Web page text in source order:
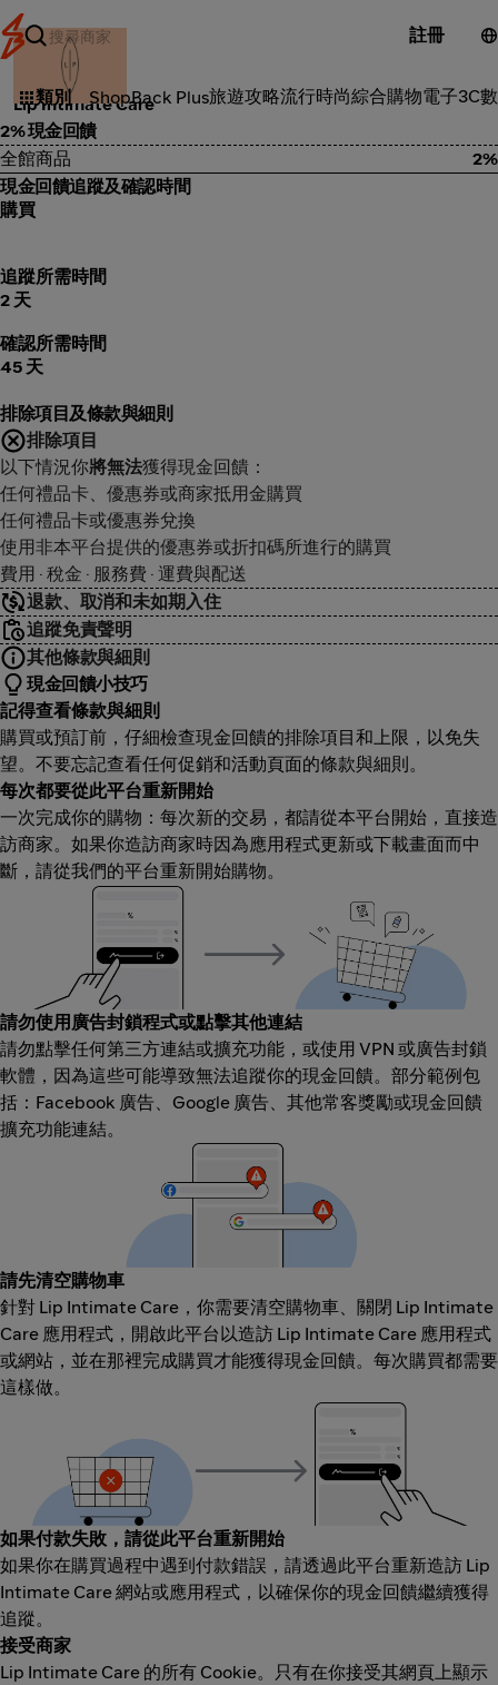
註冊
類別 ShopBack Plus旅遊攻略流行時尚綜合購物電子3C
Lip Intimate Care
2% 現金回饋
全館商品
2%
現金回饋追蹤及確認時間
購買
追蹤所需時間
2 天
確認所需時間
45 天
排除項目及條款與細則
排除項目
以下情況你將無法獲得現金回饋：
任何禮品卡、優惠券或商家抵用金購買
任何禮品卡或優惠券兌換
使用非本平台提供的優惠券或折扣碼所進行的購買
費用 · 稅金 · 服務費 · 運費與配送
退款、取消和未如期入住
追蹤免責聲明
其他條款與細則
現金回饋小技巧
記得查看條款與細則
購買或預訂前，仔細檢查現金回饋的排除項目和上限，以免失
望。不要忘記查看任何促銷和活動頁面的條款與細則。
每次都要從此平台重新開始
一次完成你的購物：每次新的交易，都請從本平台開始，直接造
訪商家。如果你造訪商家時因為應用程式更新或下載畫面而中
斷，請從我們的平台重新開始購物。
請勿使用廣告封鎖程式或點擊其他連結
請勿點擊任何第三方連結或擴充功能，或使用 VPN 或廣告封鎖
軟體，因為這些可能導致無法追蹤你的現金回饋。部分範例包
括：Facebook 廣告、Google 廣告、其他常客獎勵或現金回饋
擴充功能連結。
請先清空購物車
針對 Lip Intimate Care，你需要清空購物車、關閉 Lip Intimate
Care 應用程式，開啟此平台以造訪 Lip Intimate Care 應用程式
或網站，並在那裡完成購買才能獲得現金回饋。每次購買都需要
這樣做。
如果付款失敗，請從此平台重新開始
如果你在購買過程中遇到付款錯誤，請透過此平台重新造訪 Lip
Intimate Care 網站或應用程式，以確保你的現金回饋繼續獲得
追蹤。
接受商家
Lip Intimate Care 的所有 Cookie。只有在你接受其網頁上顯示